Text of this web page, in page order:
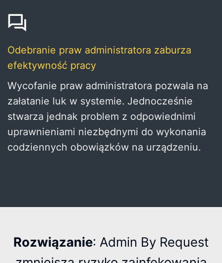
Odebranie praw administratora zaburza
efektywność pracy
Wycofanie praw administratora pozwala na
załatanie luk w systemie. Jednocześnie
stwarza jednak problem z odpowiednimi
uprawnieniami niezbędnymi do wykonania
codziennych obowiązków na urządzeniu.
Rozwiązanie: Admin By Request